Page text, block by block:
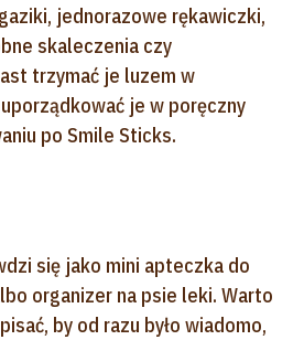
jednorazowe rękawiczki,
skaleczenia czy
trzymać je luzem w
je w poręczny
po Smile Sticks.
się jako mini apteczka do
organizer na psie leki. Warto
by od razu było wiadomo,